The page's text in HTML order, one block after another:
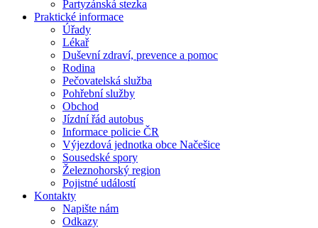
Partyzánská stezka
Praktické informace
Úřady
Lékař
Duševní zdraví, prevence a pomoc
Rodina
Pečovatelská služba
Pohřební služby
Obchod
Jízdní řád autobus
Informace policie ČR
Výjezdová jednotka obce Načešice
Sousedské spory
Železnohorský region
Pojistné událostí
Kontakty
Napište nám
Odkazy